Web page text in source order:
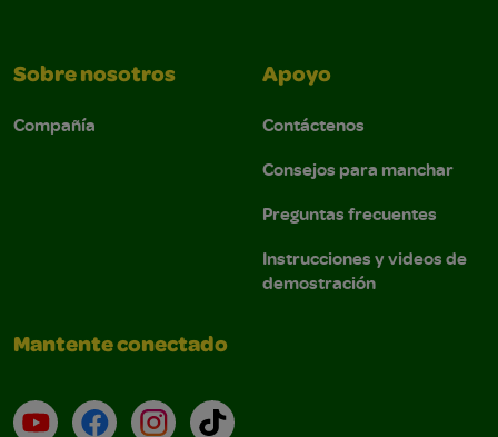
Sobre nosotros
Compañía
Apoyo
Contáctenos
Consejos para manchar
Preguntas frecuentes
Instrucciones y videos de
demostración
Mantente conectado
YouTube (en inglés)
Facebook (en inglés)
Instagram (en inglés)
TikTok